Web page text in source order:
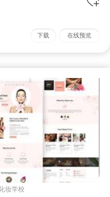
下载 在线预览
妆学校